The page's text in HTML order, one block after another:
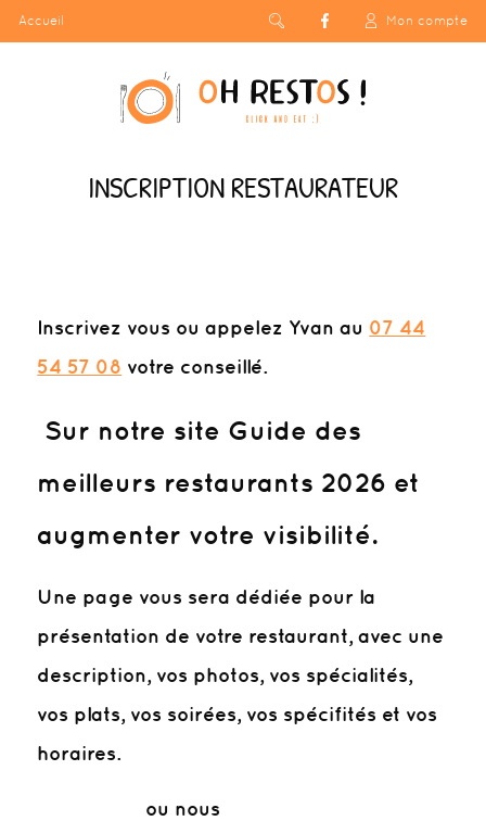
Accueil Mon compte
INSCRIPTION RESTAURATEUR
Inscrivez vous ou appelez Yvan au 07 44
54 57 08 votre conseillé.
Sur notre site Guide des
meilleurs restaurants 2026 et
augmenter votre visibilité.
Une page vous sera dédiée pour la
présentation de votre restaurant, avec une
description, vos photos, vos spécialités,
vos plats, vos soirées, vos spécifités et vos
horaires.
ou nous